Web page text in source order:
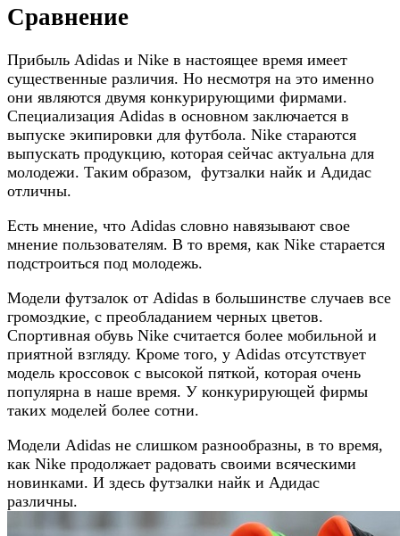
Сравнение
Прибыль Adidas и Nike в настоящее время имеет
существенные различия. Но несмотря на это именно
они являются двумя конкурирующими фирмами.
Специализация Adidas в основном заключается в
выпуске экипировки для футбола. Nike стараются
выпускать продукцию, которая сейчас актуальна для
молодежи. Таким образом, футзалки найк и Адидас
отличны.
Есть мнение, что Adidas словно навязывают свое
мнение пользователям. В то время, как Nike старается
подстроиться под молодежь.
Модели футзалок от Adidas в большинстве случаев все
громоздкие, с преобладанием черных цветов.
Спортивная обувь Nike считается более мобильной и
приятной взгляду. Кроме того, у Adidas отсутствует
модель кроссовок с высокой пяткой, которая очень
популярна в наше время. У конкурирующей фирмы
таких моделей более сотни.
Модели Adidas не слишком разнообразны, в то время,
как Nike продолжает радовать своими всяческими
новинками. И здесь футзалки найк и Адидас
различны.